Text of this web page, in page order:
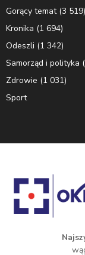
Gorący temat(3 519)
Kronika (1 694)
Odeszli (1 342)
Samorząd i polityka
Zdrowie (1 031)
Sport